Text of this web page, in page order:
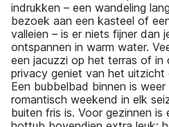
indrukken – een wandeling
bezoek aan een kasteel of
valleien – is er niets fijner dan
ontspannen in warm water.
een jacuzzi op het terras of in
privacy geniet van het uitzicht
Een bubbelbad binnen is
romantisch weekend in elk
buiten fris is. Voor gezinnen is